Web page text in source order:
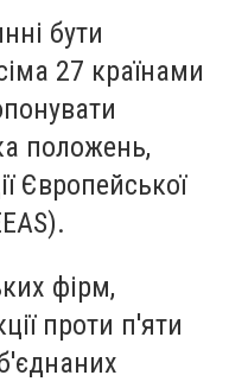
бути
27 країнами
положень,
Європейської
фірм,
проти п'яти